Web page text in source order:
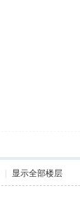
显示全部楼层